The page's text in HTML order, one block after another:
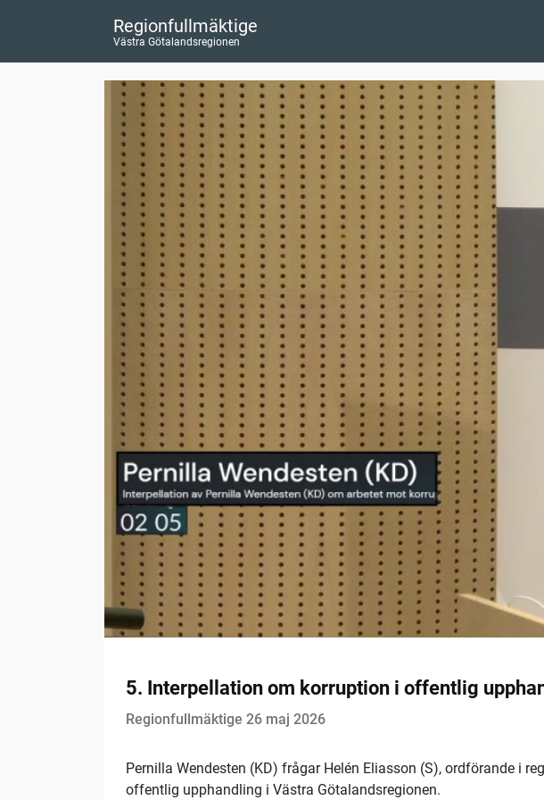
Regionfullmäktige
Västra Götalandsregionen
5. Interpellation om korruption i offentlig
Regionfullmäktige 26 maj 2026
Pernilla Wendesten (KD) frågar Helén Eliasson (S), ordförande i
offentlig upphandling i Västra Götalandsregionen.